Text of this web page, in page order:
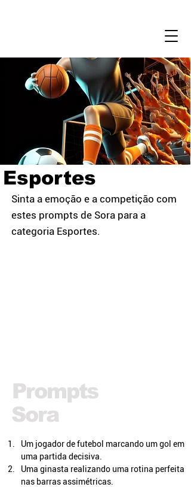
Esportes
Sinta a emoção e a competição com
estes prompts de Sora para a
categoria Esportes.
Prompts
Sora
Um jogador de futebol marcando um gol em
uma partida decisiva.
Uma ginasta realizando uma rotina perfeita
nas barras assimétricas.